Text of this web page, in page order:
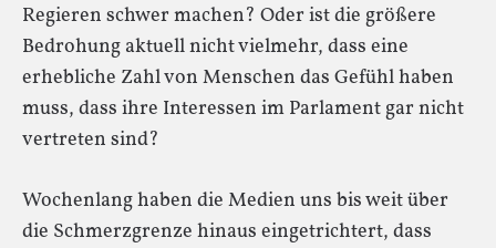
Regieren schwer machen? Oder ist die größere
Bedrohung aktuell nicht vielmehr, dass eine
erhebliche Zahl von Menschen das Gefühl haben
muss, dass ihre Interessen im Parlament gar nicht
vertreten sind?
Wochenlang haben die Medien uns bis weit über
die Schmerzgrenze hinaus eingetrichtert, dass